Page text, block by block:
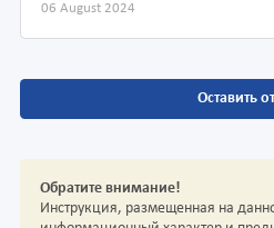
06 August 2024
Оставить
Обратите внимание!
Инструкция, размещенная на